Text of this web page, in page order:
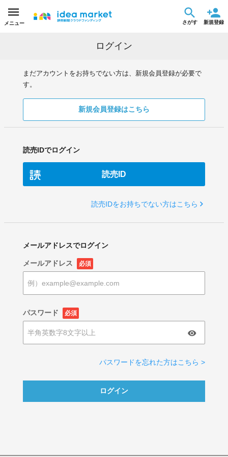
メニュー さがす 新規登録
ログイン
まだアカウントをお持ちでない方は、新規会員登録が必要で
す。
新規会員登録はこちら
読売IDでログイン
読売ID
読売IDをお持ちでない方はこちら
メールアドレスでログイン
メールアドレス 必須
パスワード 必須
パスワードを忘れた方はこちら >
ログイン